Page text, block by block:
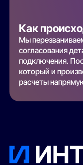
Как
Мы
согласования
подключения.
который и
расчеты